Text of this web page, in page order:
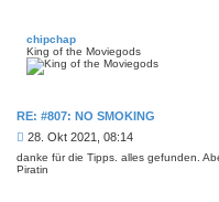
chipchap
King of the Moviegods
RE: #807: NO SMOKING
B
i
28. Okt 2021, 08:14
danke für die Tipps. alles gefunden.
Piratin